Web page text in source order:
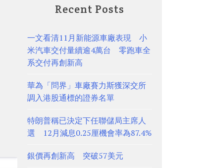
Recent Posts
一文看清11月新能源車廠表現 小
米汽車交付量續逾4萬台 零跑車全
系交付再創新高
華為「問界」車廠賽力斯獲深交所
調入港股通標的證券名單
特朗普稱已決定下任聯儲局主席人
選 12月減息0.25厘機會率為87.4%
銀價再創新高 突破57美元